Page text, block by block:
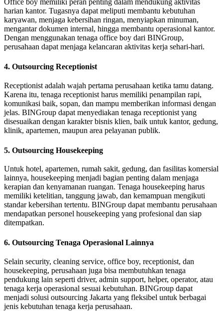
Office boy memiliki peran penting dalam mendukung aktivitas
harian kantor. Tugasnya dapat meliputi membantu kebutuhan
karyawan, menjaga kebersihan ringan, menyiapkan minuman,
mengantar dokumen internal, hingga membantu operasional kantor.
Dengan menggunakan tenaga office boy dari BINGroup,
perusahaan dapat menjaga kelancaran aktivitas kerja sehari-hari.
4. Outsourcing Receptionist
Receptionist adalah wajah pertama perusahaan ketika tamu datang.
Karena itu, tenaga receptionist harus memiliki penampilan rapi,
komunikasi baik, sopan, dan mampu memberikan informasi dengan
jelas. BINGroup dapat menyediakan tenaga receptionist yang
disesuaikan dengan karakter bisnis klien, baik untuk kantor, gedung,
klinik, apartemen, maupun area pelayanan publik.
5. Outsourcing Housekeeping
Untuk hotel, apartemen, rumah sakit, gedung, dan fasilitas komersial
lainnya, housekeeping menjadi bagian penting dalam menjaga
kerapian dan kenyamanan ruangan. Tenaga housekeeping harus
memiliki ketelitian, tanggung jawab, dan kemampuan mengikuti
standar kebersihan tertentu. BINGroup dapat membantu perusahaan
mendapatkan personel housekeeping yang profesional dan siap
ditempatkan.
6. Outsourcing Tenaga Operasional Lainnya
Selain security, cleaning service, office boy, receptionist, dan
housekeeping, perusahaan juga bisa membutuhkan tenaga
pendukung lain seperti driver, admin support, helper, operator, atau
tenaga kerja operasional sesuai kebutuhan. BINGroup dapat
menjadi solusi outsourcing Jakarta yang fleksibel untuk berbagai
jenis kebutuhan tenaga kerja perusahaan.